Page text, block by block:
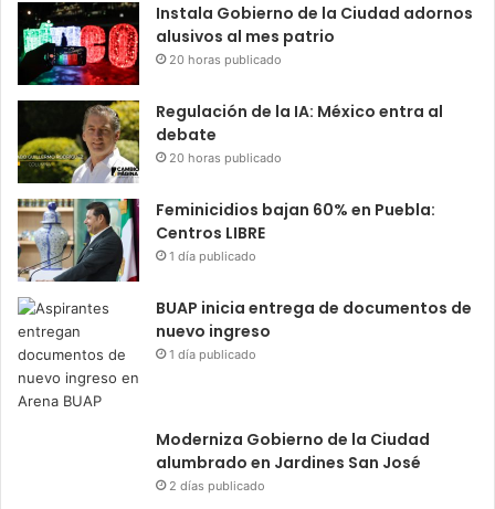
Instala Gobierno de la Ciudad adornos
alusivos al mes patrio
20 horas publicado
Regulación de la IA: México entra al
debate
20 horas publicado
Feminicidios bajan 60% en Puebla:
Centros LIBRE
1 día publicado
BUAP inicia entrega de documentos de
nuevo ingreso
1 día publicado
Moderniza Gobierno de la Ciudad
alumbrado en Jardines San José
2 días publicado